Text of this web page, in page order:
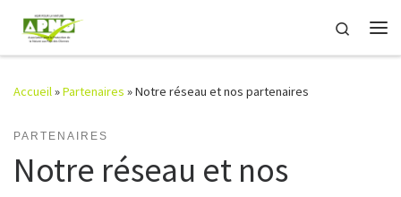
Passer au contenu
Search
Accueil»Partenaires »Notre réseau et nos partenaires
PARTENAIRES
Notre réseau et nos